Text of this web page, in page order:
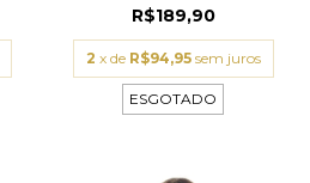
R$189,90
2 x de R$94,95 sem juros
ESGOTADO